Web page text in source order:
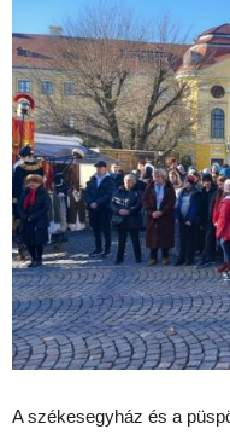
A székesegyház és a